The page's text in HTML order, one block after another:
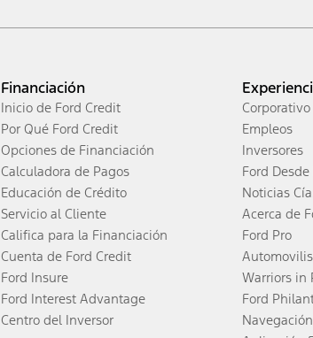
Financiación
Inicio de Ford Credit
Por Qué Ford Credit
Opciones de Financiación
Calculadora de Pagos
Educación de Crédito
Servicio al Cliente
Califica para la Financiación
Cuenta de Ford Credit
Ford Insure
Ford Interest Advantage
Centro del Inversor
Corporativo
Empleos
Inversores
Ford
Noticias
Acerca de
Ford Pro
Warriors in
Ford